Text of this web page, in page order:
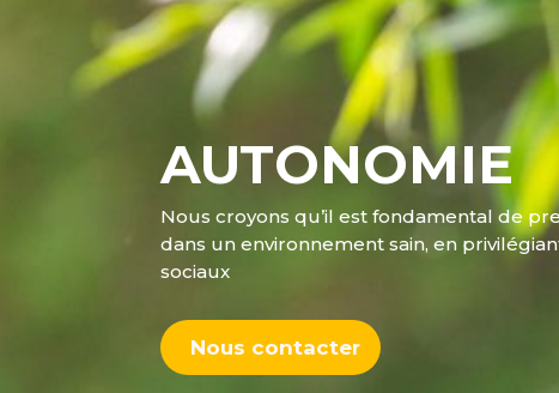
AUTONOMIE
Nous croyons qu’il est fondamental de
dans un environnement sain, en
sociaux
Nous contacter